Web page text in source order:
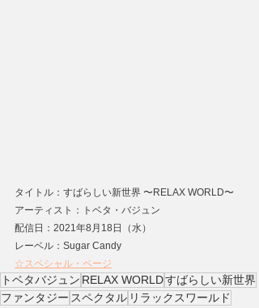
タイトル：すばらしい新世界 〜RELAX WORLD〜
アーティスト：トベタ・バジュン
配信日：2021年8月18日（水）
レーベル：Sugar Candy
☆スペシャル・ページ
トベタバジュン RELAX WORLDすばらしい新世界
ファンタジー スペクタル リラックスワールド